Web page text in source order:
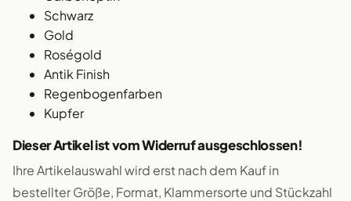
Schwarz
Gold
Roségold
Antik Finish
Regenbogenfarben
Kupfer
Dieser Artikel ist vom Widerruf ausgeschlossen!
Ihre Artikelauswahl wird erst nach dem Kauf in
bestellter Größe, Format, Klammersorte und Stückzahl